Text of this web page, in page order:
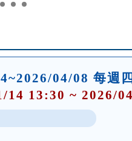
04/08 每週
14 13:30 ~ 2026/